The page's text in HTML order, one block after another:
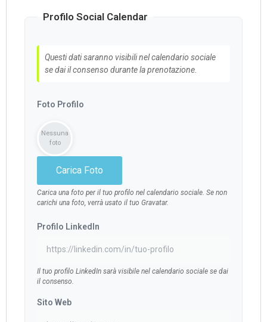
Profilo Social Calendar
Questi dati saranno visibili nel calendario sociale
se dai il consenso durante la prenotazione.
Foto Profilo
Nessuna
foto
Carica Foto
Carica una foto per il tuo profilo nel calendario sociale. Se non
carichi una foto, verrà usato il tuo Gravatar.
Profilo LinkedIn
Il tuo profilo LinkedIn sarà visibile nel calendario sociale se dai
il consenso.
Sito Web